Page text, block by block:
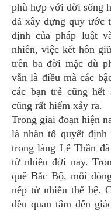
phù hợp với đời sống
đã xây dựng quy ước
định của pháp luật
nhiên, việc kết hôn
trên ba đời mặc dù
vẫn là điều mà các
các bạn trẻ cũng
cũng rất hiếm xảy ra.
Trong giai đoạn hiện
là nhân tố quyết định
trong làng Lễ Thần
từ nhiều đời nay.
quê Bắc Bộ, mỗi
nếp từ nhiều thế hệ.
đều quan tâm đến